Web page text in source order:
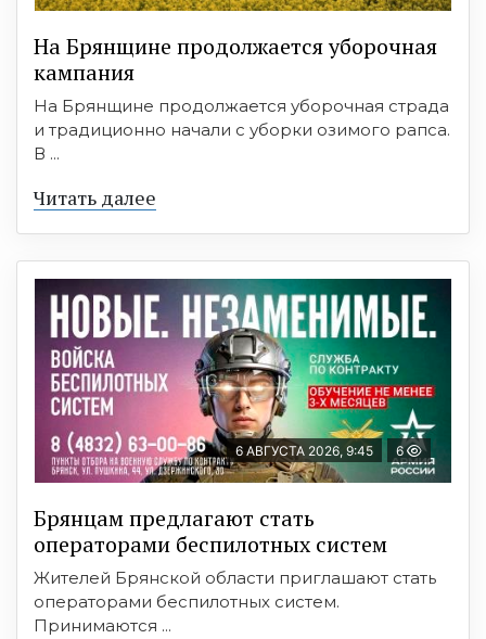
На Брянщине продолжается уборочная
кампания
На Брянщине продолжается уборочная страда
и традиционно начали с уборки озимого рапса.
В ...
Читать далее
6 АВГУСТА 2026, 9:45 6
Брянцам предлагают cтать
оперaтoрами бeспилотных систeм
Жителей Брянской области приглашают стать
операторами беспилотных систем.
Принимаются ...